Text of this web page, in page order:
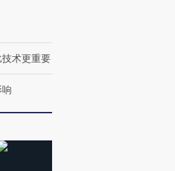
万
种
视线｜被称为“蟑螂”的印
术更重要